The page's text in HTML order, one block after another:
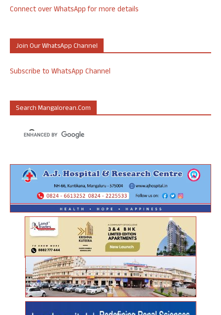
Connect over WhatsApp for more details
Join Our WhatsApp Channel
Subscribe to WhatsApp Channel
Search Mangalorean.com